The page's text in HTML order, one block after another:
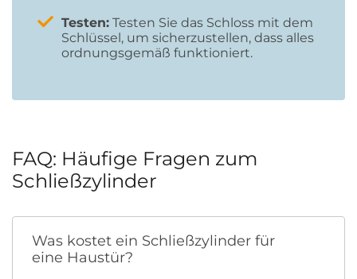
Testen: Testen Sie das Schloss mit dem
Schlüssel, um sicherzustellen, dass alles
ordnungsgemäß funktioniert.
FAQ: Häufige Fragen zum
Schließzylinder
Was kostet ein Schließzylinder für
eine Haustür?